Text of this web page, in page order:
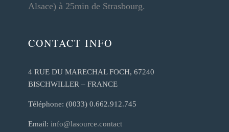
Alsace) à 25min de Strasbourg.
CONTACT INFO
4 RUE DU MARECHAL FOCH, 67240
BISCHWILLER – FRANCE
Téléphone: (0033) 0.662.912.745
Email: info@lasource.contact